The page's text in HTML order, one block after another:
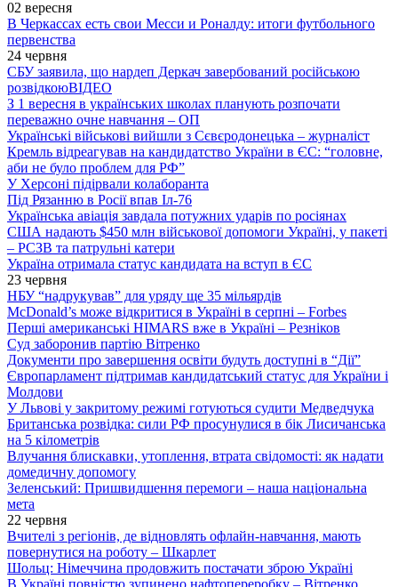
02 вересня
В Черкассах есть свои Месси и Роналду: итоги футбольного
первенства
24 червня
СБУ заявила, що нардеп Деркач завербований російською
розвідкоюВІДЕО
З 1 вересня в українських школах планують розпочати
переважно очне навчання – ОП
Українські військові вийшли з Сєвєродонецька – журналіст
Кремль відреагував на кандидатство України в ЄС: “головне,
аби не було проблем для РФ”
У Херсоні підірвали колаборанта
Під Рязанню в Росії впав Іл-76
Українська авіація завдала потужних ударів по росіянах
США надають $450 млн військової допомоги Україні, у пакеті
– РСЗВ та патрульні катери
Україна отримала статус кандидата на вступ в ЄС
23 червня
НБУ “надрукував” для уряду ще 35 мільярдів
McDonald’s може відкритися в Україні в серпні – Forbes
Перші американські HIMARS вже в Україні – Резніков
Суд заборонив партію Вітренко
Документи про завершення освіти будуть доступні в “Дії”
Європарламент підтримав кандидатський статус для України і
Молдови
У Львові у закритому режимі готуються судити Медведчука
Британська розвідка: сили РФ просунулися в бік Лисичанська
на 5 кілометрів
Влучання блискавки, утоплення, втрата свідомості: як надати
домедичну допомогу
Зеленський: Пришвидшення перемоги – наша національна
мета
22 червня
Вчителі з регіонів, де відновлять офлайн-навчання, мають
повернутися на роботу – Шкарлет
Шольц: Німеччина продовжить постачати зброю Україні